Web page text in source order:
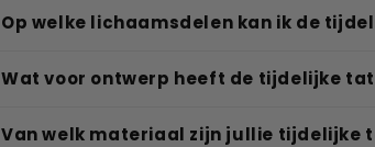
Op welke lichaamsdelen kan ik de
Wat voor ontwerp heeft de tijdelijke
Van welk materiaal zijn jullie tijdelijke